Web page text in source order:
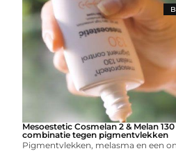
Mesoestetic Cosmelan 2 & Melan
combinatie tegen pigmentvlekken
Pigmentvlekken, melasma en een